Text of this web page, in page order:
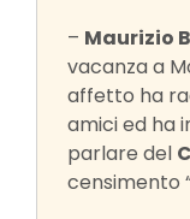
– Maurizio
vacanza a
affetto ha
amici ed ha
parlare del
censimento